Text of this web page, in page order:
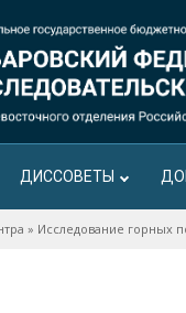
ДИССОВЕТЫ
» Исследование горных